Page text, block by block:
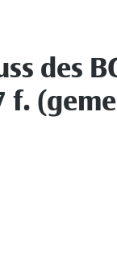
des
f.